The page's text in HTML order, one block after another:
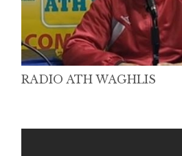
RADIO ATH WAGHLIS